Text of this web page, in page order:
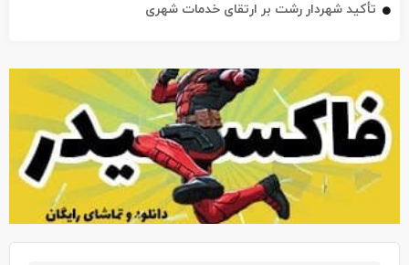
تأکید شهردار رشت بر ارتقای خدمات شهری